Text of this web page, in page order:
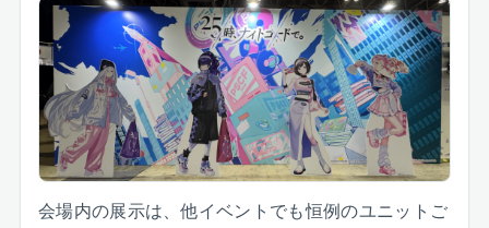
会場内の展示は、他イベントでも恒例のユニットご